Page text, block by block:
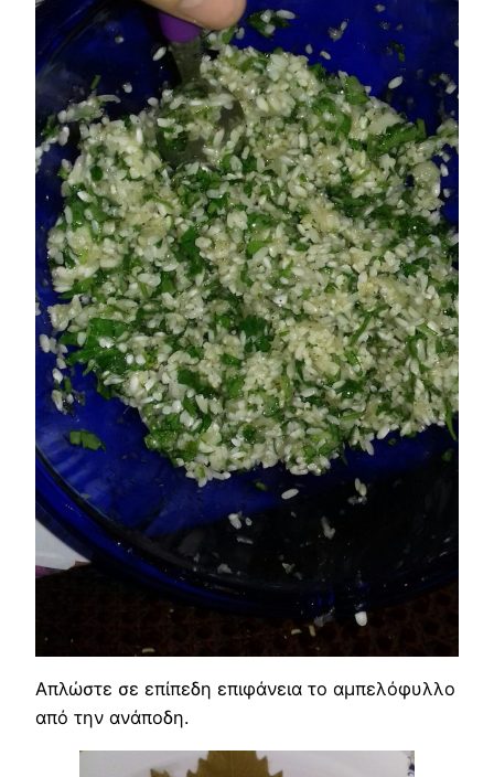
Απλώστε σε επίπεδη επιφάνεια το αμπελόφυλλο
από την ανάποδη.